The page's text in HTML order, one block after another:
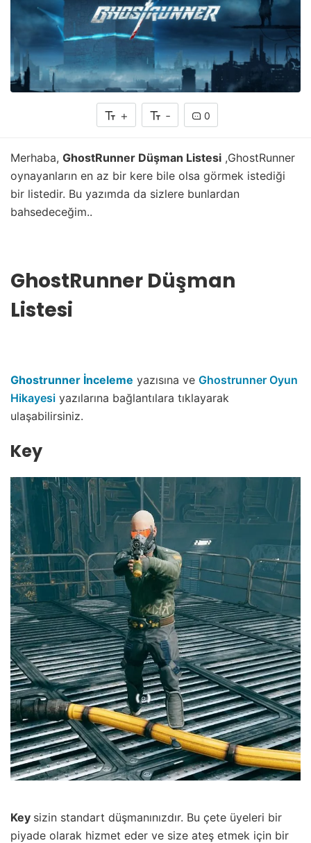
+ - 0
Merhaba, GhostRunner Düşman Listesi ,GhostRunner
oynayanların en az bir kere bile olsa görmek istediği
bir listedir. Bu yazımda da sizlere bunlardan
bahsedeceğim..
GhostRunner Düşman
Listesi
Ghostrunner İnceleme yazısına ve Ghostrunner Oyun
Hikayesi yazılarına bağlantılara tıklayarak
ulaşabilirsiniz.
Key
Key sizin standart düşmanınızdır. Bu çete üyeleri bir
piyade olarak hizmet eder ve size ateş etmek için bir